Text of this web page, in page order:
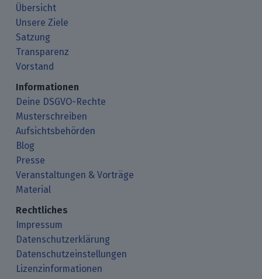
Übersicht
Unsere Ziele
Satzung
Transparenz
Vorstand
Informationen
Deine DSGVO-Rechte
Musterschreiben
Aufsichtsbehörden
Blog
Presse
Veranstaltungen & Vorträge
Material
Rechtliches
Impressum
Datenschutzerklärung
Datenschutzeinstellungen
Lizenzinformationen